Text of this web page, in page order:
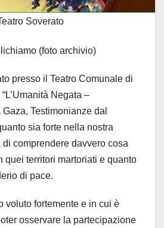
Soverato
(foto archivio)
presso il Teatro Comunale di
Negata –
Testimonianze dal
sia forte nella nostra
comprendere davvero cosa
quei territori martoriati e quanto
di pace.
voluto fortemente e in cui è
osservare la partecipazione